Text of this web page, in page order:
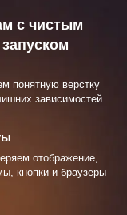
с чистым
понятную верстку
зависимостей
отображение,
кнопки и браузеры